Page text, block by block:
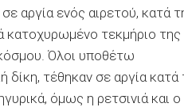
αργία ενός αιρετού, κατά
κατοχυρωμένο τεκμήριο της
Όλοι υποθέτω
τέθηκαν σε αργία κατά
όμως η ρετσινιά και ο